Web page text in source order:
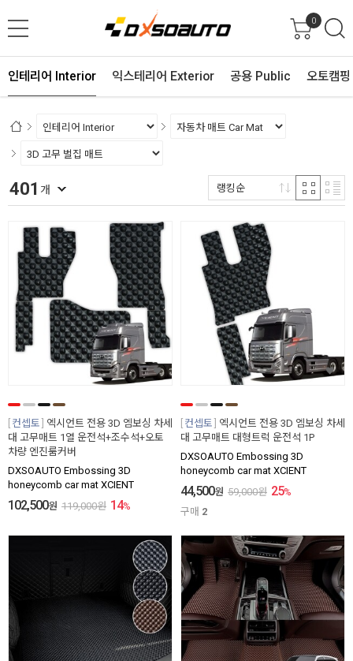
0
인테리어 Interior 익스테리어 Exterior 공용 Public 오토캠
401 개 랭킹순
컨셉토
엑시언트 전용 3D 엠보싱 차세
대 고무매트 1열 운전석+조수석+오토
차량 엔진룸커버
DXSOAUTO Embossing 3D
honeycomb car mat XCIENT
102,500원 119,000원 14%
컨셉토
엑시언트 전용 3D 엠보싱 차세
대 고무매트 대형트럭 운전석 1P
DXSOAUTO Embossing 3D
honeycomb car mat XCIENT
44,500원 59,000원 25%
구매 2